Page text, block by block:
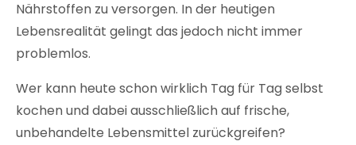
Nährstoffen zu versorgen. In der heutigen
Lebensrealität gelingt das jedoch nicht immer
problemlos.
Wer kann heute schon wirklich Tag für Tag selbst
kochen und dabei ausschließlich auf frische,
unbehandelte Lebensmittel zurückgreifen?